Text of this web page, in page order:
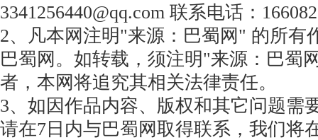
3341256440@qq.com 联系电话：
2、凡本网注明"来源：巴蜀网" 的所有
巴蜀网。如转载，须注明"来源：巴蜀
者，本网将追究其相关法律责任。
3、如因作品内容、版权和其它问题需
请在7日内与巴蜀网取得联系，我们将